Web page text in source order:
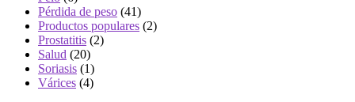
Pérdida de peso (41)
Productos populares (2)
Prostatitis (2)
Salud (20)
Soriasis (1)
Várices (4)